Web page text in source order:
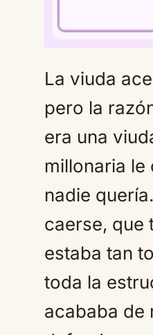
La viuda
pero la
era una
millonaria
nadie
caerse, que
estaba tan
toda la
acababa de